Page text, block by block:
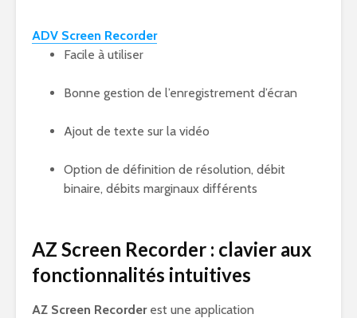
ADV Screen Recorder
Facile à utiliser
Bonne gestion de l’enregistrement d’écran
Ajout de texte sur la vidéo
Option de définition de résolution, débit
binaire, débits marginaux différents
AZ Screen Recorder : clavier aux
fonctionnalités intuitives
AZ Screen Recorderest une application